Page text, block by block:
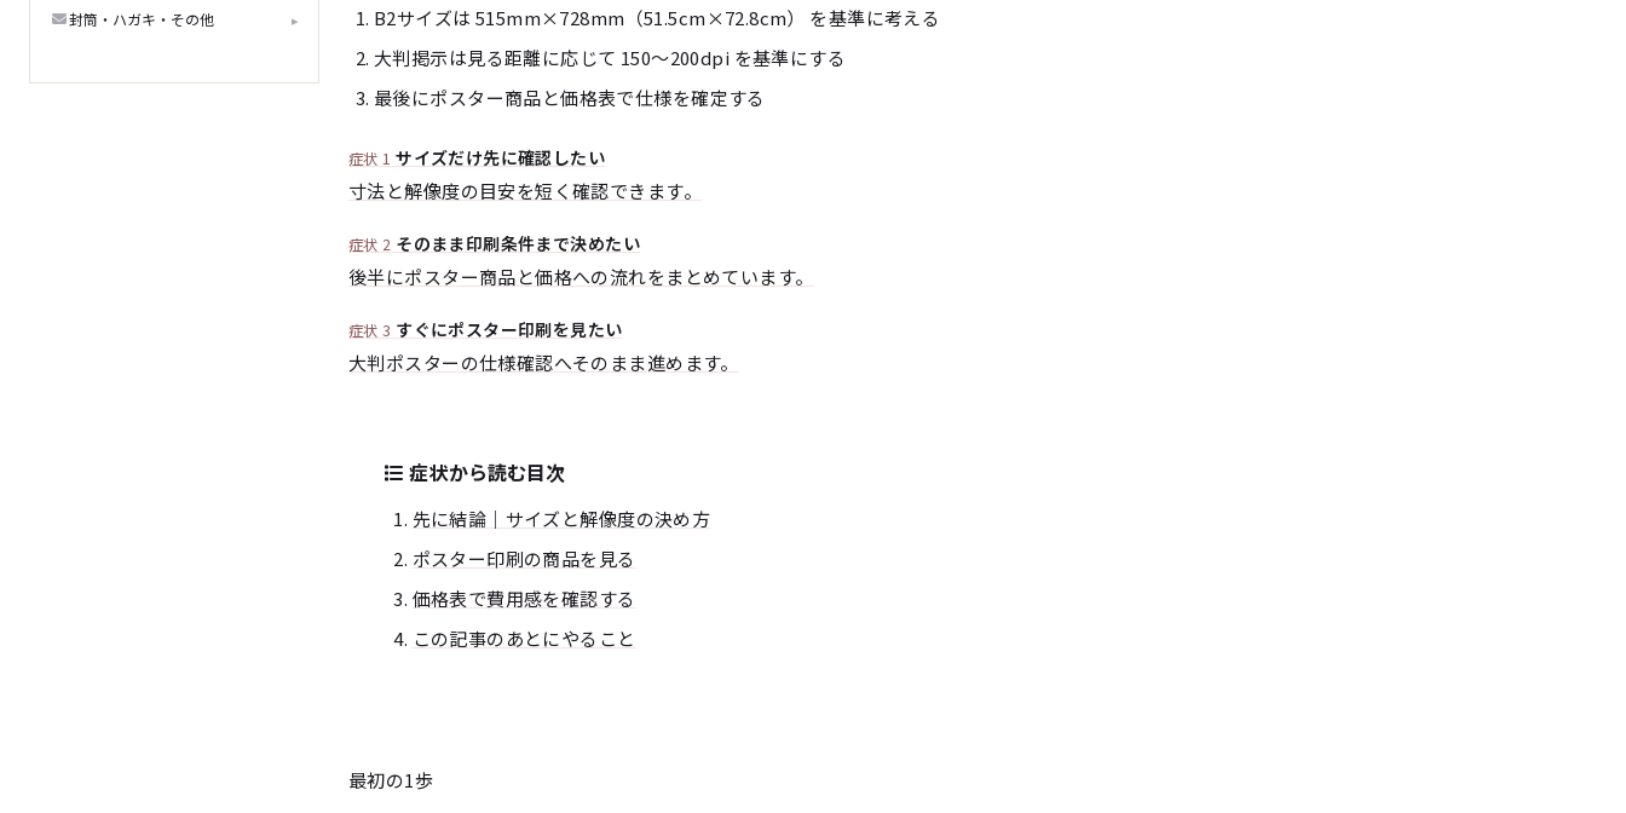
封筒・ハガキ・その他 ▸
B2サイズは 515mm×728mm（51.5cm×72.8cm） を基準に考える
大判掲示は見る距離に応じて 150〜200dpi を基準にする
最後にポスター商品と価格表で仕様を確定する
症状 1 サイズだけ先に確認したい
寸法と解像度の目安を短く確認できます。
症状 2 そのまま印刷条件まで決めたい
後半にポスター商品と価格への流れをまとめています。
症状 3 すぐにポスター印刷を見たい
大判ポスターの仕様確認へそのまま進めます。
症状から読む目次
先に結論｜サイズと解像度の決め方
ポスター印刷の商品を見る
価格表で費用感を確認する
この記事のあとにやること
最初の1歩